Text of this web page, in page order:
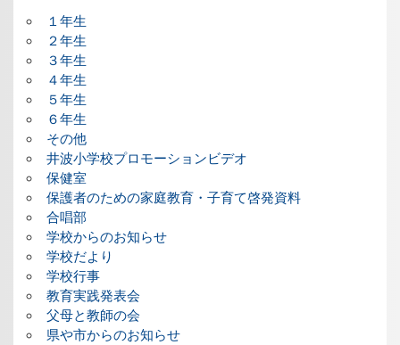
１年生
２年生
３年生
４年生
５年生
６年生
その他
井波小学校プロモーションビデオ
保健室
保護者のための家庭教育・子育て啓発資料
合唱部
学校からのお知らせ
学校だより
学校行事
教育実践発表会
父母と教師の会
県や市からのお知らせ